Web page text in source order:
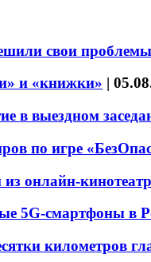
свои
и «книжки» |
в выездном
по игре
онлайн-
5G-смартфоны в
километров